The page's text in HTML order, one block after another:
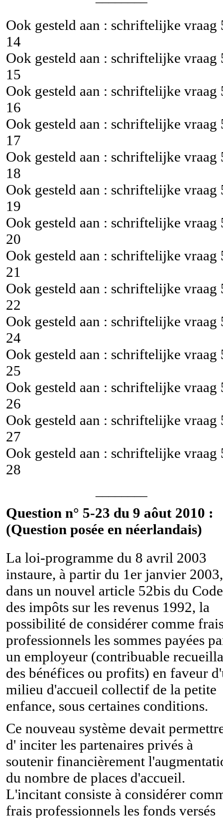
Ook gesteld aan : schriftelijke vraag
14
Ook gesteld aan : schriftelijke vraag
15
Ook gesteld aan : schriftelijke vraag
16
Ook gesteld aan : schriftelijke vraag
17
Ook gesteld aan : schriftelijke vraag
18
Ook gesteld aan : schriftelijke vraag
19
Ook gesteld aan : schriftelijke vraag
20
Ook gesteld aan : schriftelijke vraag
21
Ook gesteld aan : schriftelijke vraag
22
Ook gesteld aan : schriftelijke vraag
24
Ook gesteld aan : schriftelijke vraag
25
Ook gesteld aan : schriftelijke vraag
26
Ook gesteld aan : schriftelijke vraag
27
Ook gesteld aan : schriftelijke vraag
28
Question n° 5-23 du 9 aôut 2010 :
(Question posée en néerlandais)
La loi-programme du 8 avril 2003
instaure, à partir du 1er janvier 2003,
dans un nouvel article 52bis du Code
des impôts sur les revenus 1992, la
possibilité de considérer comme
professionnels les sommes payées
un employeur (contribuable
des bénéfices ou profits) en faveur
milieu d'accueil collectif de la petite
enfance, sous certaines conditions.
Ce nouveau système devait
d' inciter les partenaires privés à
soutenir financièrement
du nombre de places d'accueil.
L'incitant consiste à considérer
frais professionnels les fonds versés